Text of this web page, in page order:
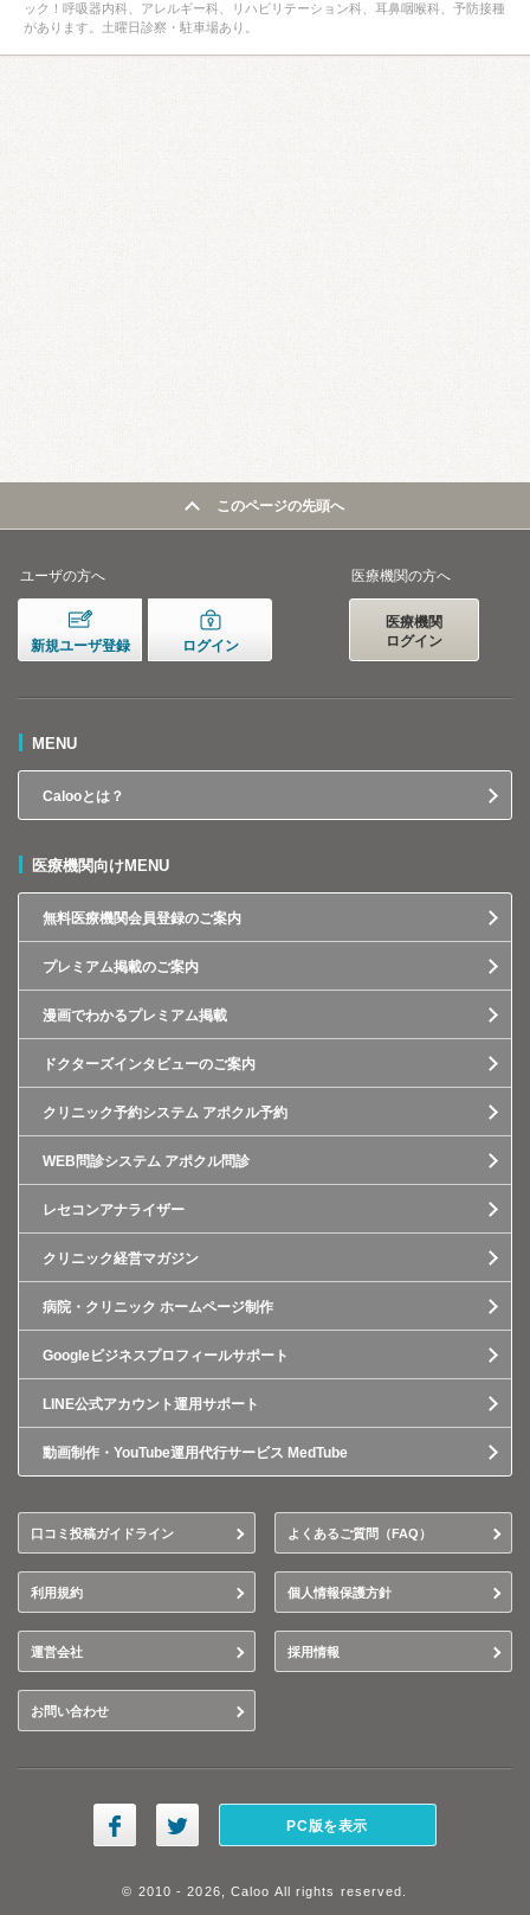
ック！呼吸器内科、アレルギー科、リハビリテーション科、耳鼻咽喉科、予防接種
があります。土曜日診察・駐車場あり。
このページの先頭へ
ユーザの方へ
新規ユーザ登録 ログイン
医療機関の方へ
医療機関
ログイン
MENU
Calooとは？
医療機関向けMENU
無料医療機関会員登録のご案内
プレミアム掲載のご案内
漫画でわかるプレミアム掲載
ドクターズインタビューのご案内
クリニック予約システム アポクル予約
WEB問診システム アポクル問診
レセコンアナライザー
クリニック経営マガジン
病院・クリニック ホームページ制作
Googleビジネスプロフィールサポート
LINE公式アカウント運用サポート
動画制作・YouTube運用代行サービス MedTube
口コミ投稿ガイドライン よくあるご質問（FAQ）
利用規約 個人情報保護方針
運営会社 採用情報
お問い合わせ
PC版を表示
© 2010 - 2026, Caloo All rights reserved.